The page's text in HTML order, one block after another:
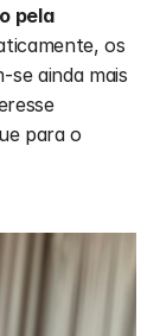
pela
os
se ainda mais
para o